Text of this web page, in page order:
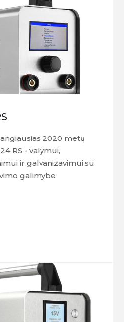
2020 metų
RS - valymui,
ir galvanizavimui su
galimybe